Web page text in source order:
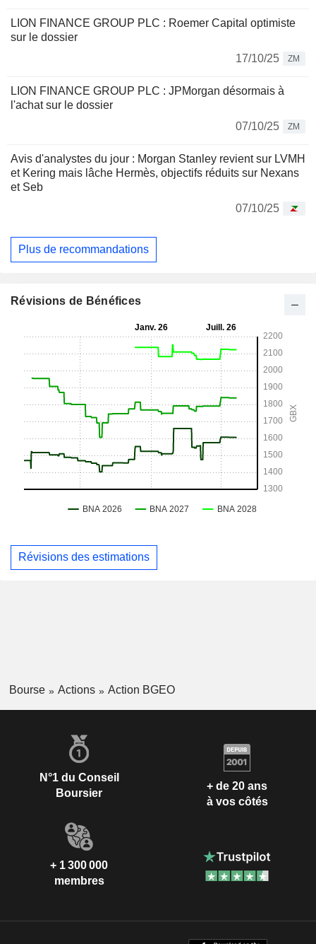
LION FINANCE GROUP PLC : Roemer Capital optimiste
sur le dossier
17/10/25
ZM
LION FINANCE GROUP PLC : JPMorgan désormais à
l'achat sur le dossier
07/10/25
ZM
Avis d'analystes du jour : Morgan Stanley revient sur LVMH
et Kering mais lâche Hermès, objectifs réduits sur Nexans
et Seb
07/10/25
Plus de recommandations
Révisions de Bénéfices
Révisions des estimations
Bourse Actions Action BGEO
N°1 du Conseil
Boursier
+ de 20 ans
à vos côtés
+ 1 300 000
membres